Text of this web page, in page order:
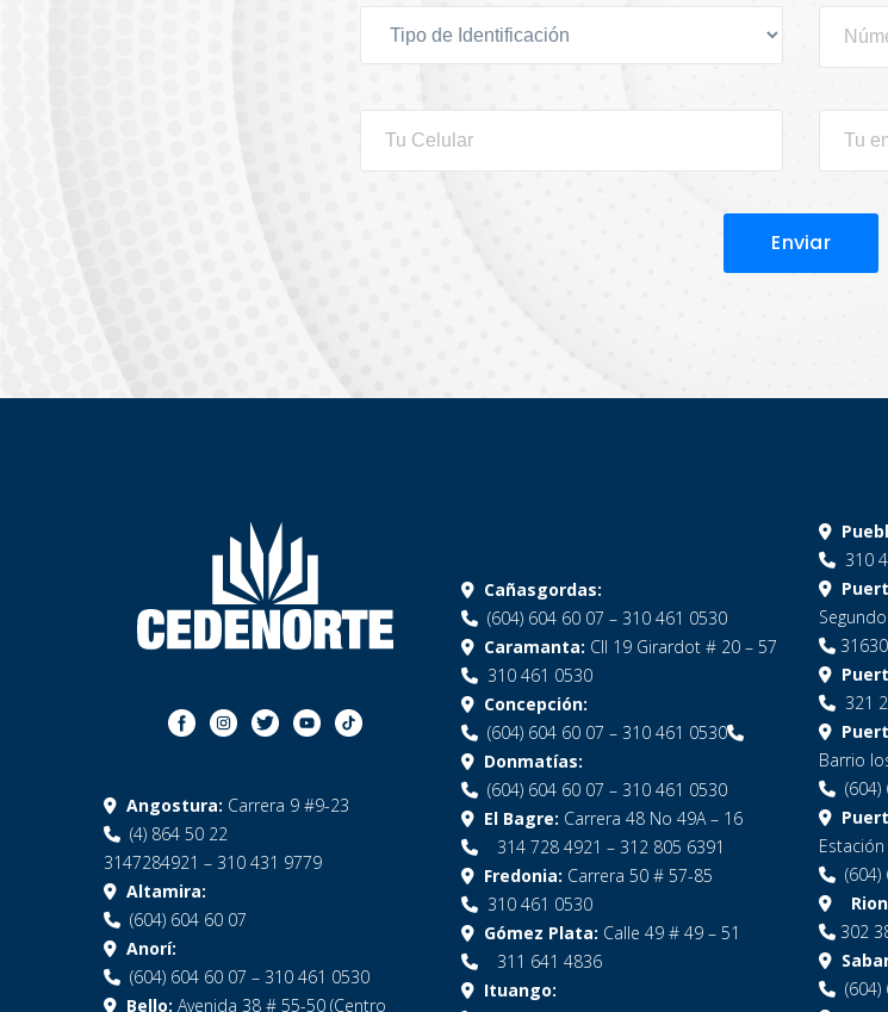
Angostura: Carrera 9 #9-23
(4) 864 50 22
3147284921 – 310 431 9779
Altamira:
(604) 604 60 07
Anorí:
(604) 604 60 07 – 310 461 0530
Bello: Avenida 38 # 55-50 (Centro
Cañasgordas:
(604) 604 60 07 – 310 461 0530
Caramanta: Cll 19 Girardot # 20 – 57
310 461 0530
Concepción:
(604) 604 60 07 – 310 461 0530
Donmatías:
(604) 604 60 07 – 310 461 0530
El Bagre: Carrera 48 No 49A – 16
314 728 4921 – 312 805 6391
Fredonia: Carrera 50 # 57-85
310 461 0530
Gómez Plata: Calle 49 # 49 – 51
311 641 4836
Ituango:
310
321
Barrio
302